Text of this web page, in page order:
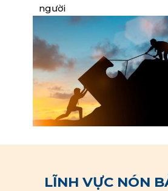
người
LĨNH VỰC NÓN